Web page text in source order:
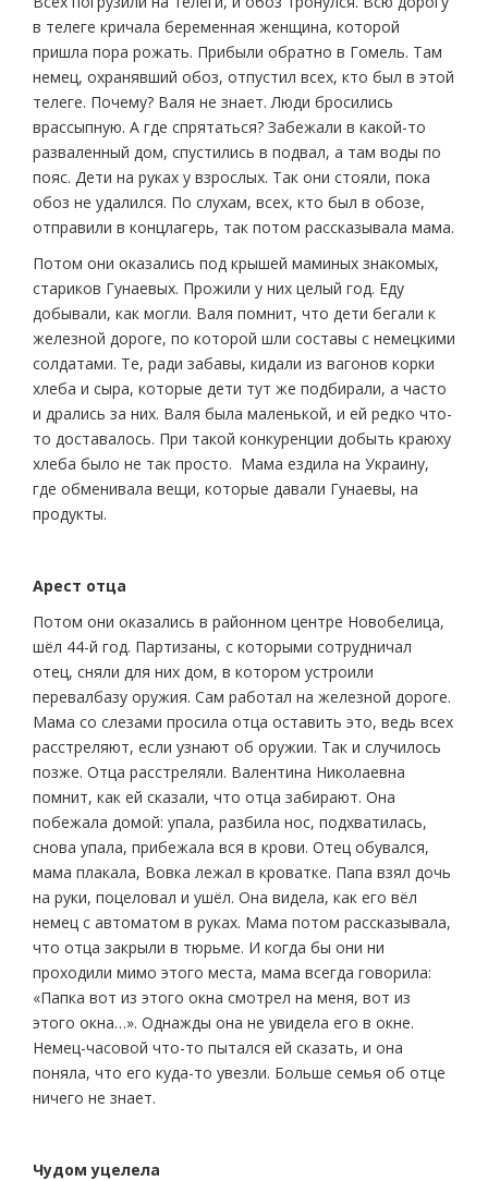
в телеге кричала беременная женщина, которой
пришла пора рожать. Прибыли обратно в Гомель. Там
немец, охранявший обоз, отпустил всех, кто был в этой
телеге. Почему? Валя не знает. Люди бросились
врассыпную. А где спрятаться? Забежали в какой-то
разваленный дом, спустились в подвал, а там воды по
пояс. Дети на руках у взрослых. Так они стояли, пока
обоз не удалился. По слухам, всех, кто был в обозе,
отправили в концлагерь, так потом рассказывала мама.
Потом они оказались под крышей маминых знакомых,
стариков Гунаевых. Прожили у них целый год. Еду
добывали, как могли. Валя помнит, что дети бегали к
железной дороге, по которой шли составы с немецкими
солдатами. Те, ради забавы, кидали из вагонов корки
хлеба и сыра, которые дети тут же подбирали, а часто
и дрались за них. Валя была маленькой, и ей редко что-
то доставалось. При такой конкуренции добыть краюху
хлеба было не так просто. Мама ездила на Украину,
где обменивала вещи, которые давали Гунаевы, на
продукты.
Арест отца
Потом они оказались в районном центре Новобелица,
шёл 44-й год. Партизаны, с которыми сотрудничал
отец, сняли для них дом, в котором устроили
перевалбазу оружия. Сам работал на железной дороге.
Мама со слезами просила отца оставить это, ведь всех
расстреляют, если узнают об оружии. Так и случилось
позже. Отца расстреляли. Валентина Николаевна
помнит, как ей сказали, что отца забирают. Она
побежала домой: упала, разбила нос, подхватилась,
снова упала, прибежала вся в крови. Отец обувался,
мама плакала, Вовка лежал в кроватке. Папа взял дочь
на руки, поцеловал и ушёл. Она видела, как его вёл
немец с автоматом в руках. Мама потом рассказывала,
что отца закрыли в тюрьме. И когда бы они ни
проходили мимо этого места, мама всегда говорила:
«Папка вот из этого окна смотрел на меня, вот из
этого окна…». Однажды она не увидела его в окне.
Немец-часовой что-то пытался ей сказать, и она
поняла, что его куда-то увезли. Больше семья об отце
ничего не знает.
Чудом уцелела